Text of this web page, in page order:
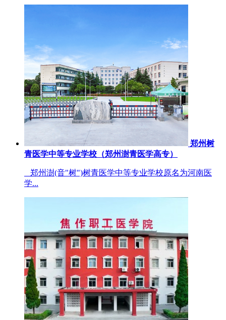
郑州树
青医学中等专业学校（郑州澍青医学高专）
郑州澍(音"树")树青医学中等专业学校原名为河南医
学...